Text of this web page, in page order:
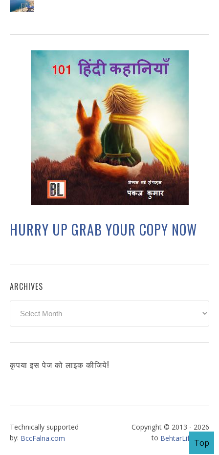
HURRY UP GRAB YOUR COPY NOW
ARCHIVES
कृपया इस पेज को लाइक कीजिये!
Technically supported
by: BccFalna.com
Copyright © 2013 - 2026
to BehtarLife.com
Top